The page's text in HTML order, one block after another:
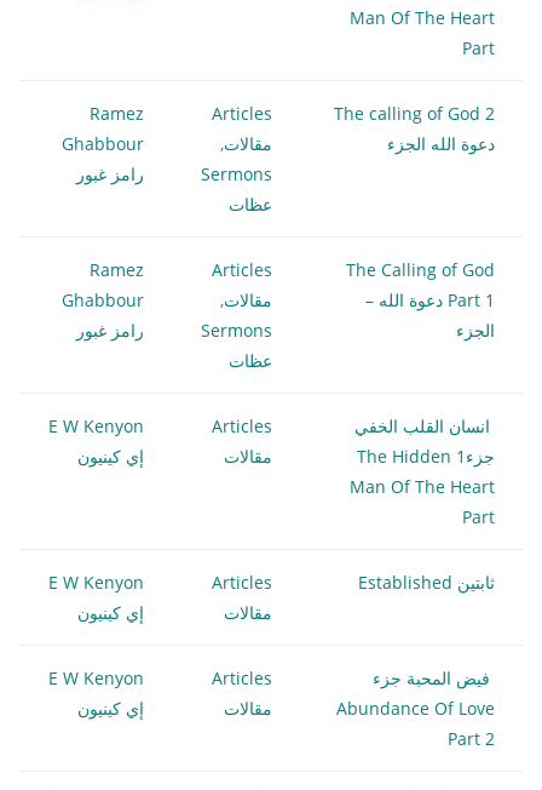
Man Of The Heart
Part
The calling of God 2
دعوة الله الجزء
Articles
مقالات,
Sermons
عظات
Ramez
Ghabbour
رامز غبور
The Calling of God
Part 1 دعوة الله –
الجزء
Articles
مقالات,
Sermons
عظات
Ramez
Ghabbour
رامز غبور
انسان القلب الخفي
جزء1 The Hidden
Man Of The Heart
Part
Articles
مقالات
E W Kenyon
إي كينيون
ثابتين Established
Articles
مقالات
E W Kenyon
إي كينيون
فيض المحبة جزء
Abundance Of Love
Part 2
Articles
مقالات
E W Kenyon
إي كينيون